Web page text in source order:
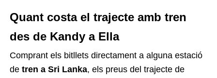
Quant costa el trajecte amb tren
des de Kandy a Ella
Comprant els bitllets directament a alguna estació
de tren a Sri Lanka, els preus del trajecte de